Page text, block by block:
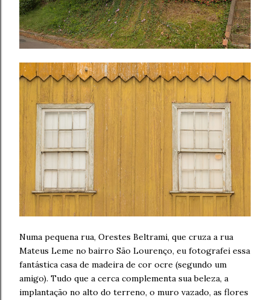
Numa pequena rua, Orestes Beltrami, que cruza a rua
Mateus Leme no bairro São Lourenço, eu fotografei essa
fantástica casa de madeira de cor ocre (segundo um
amigo). Tudo que a cerca complementa sua beleza, a
implantação no alto do terreno, o muro vazado, as flores